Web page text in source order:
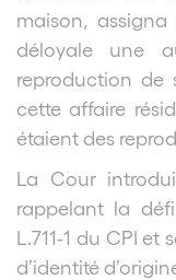
maison,
déloyale une
reproduction de
cette affaire
étaient des
La Cour
rappelant la
L.711-1 du CPI
d’identité